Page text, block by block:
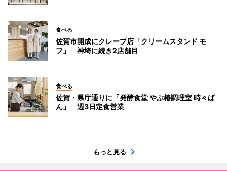
食べる
佐賀市開成にクレープ店「クリームスタンド モ
フ」 神埼に続き2店舗目
食べる
佐賀・県庁通りに「発酵食堂 やぶ椿調理室 時々ぱ
ん」 週3日定食営業
もっと見る